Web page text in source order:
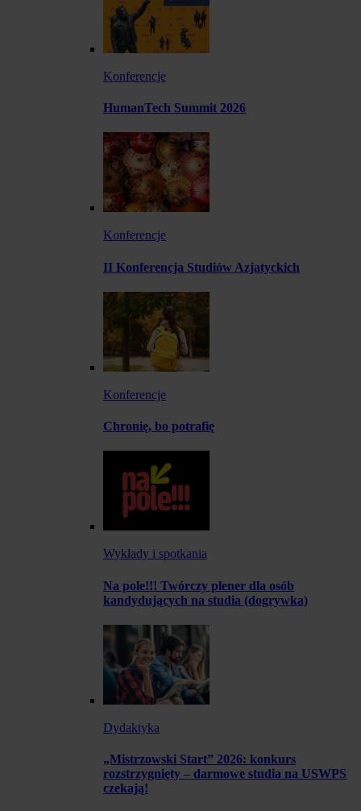
Konferencje
HumanTech Summit 2026
Konferencje
II Konferencja Studiów Azjatyckich
Konferencje
Chronię, bo potrafię
Wykłady i spotkania
Na pole!!! Twórczy plener dla osób
kandydujących na studia (dogrywka)
Dydaktyka
„Mistrzowski Start” 2026: konkurs
rozstrzygnięty – darmowe studia na USWPS
czekają!